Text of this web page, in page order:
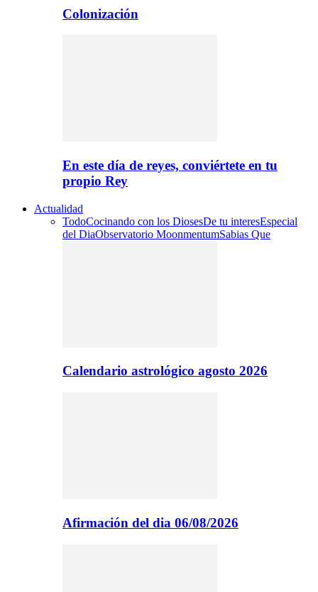
Colonización
En este día de reyes, conviértete en tu
propio Rey
Actualidad
TodoCocinando con los DiosesDe tu interesEspecial
del DiaObservatorio MoonmentumSabias Que
Calendario astrológico agosto 2026
Afirmación del dia 06/08/2026